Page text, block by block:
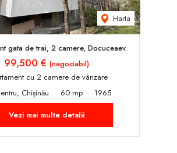
Harta
gata de trai, 2 camere, Docuceaev.
99,500 € (negociabil)
cu 2 camere de vânzare
Chișinău
60 mp
1965
Vezi mai multe detalii